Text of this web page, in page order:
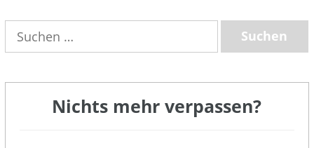
nach:
Nichts mehr verpassen?